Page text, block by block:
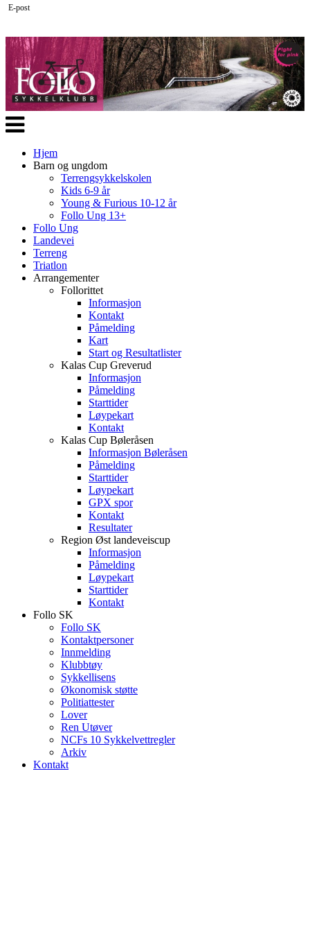
Veksle
navigasjon
Hjem
Barn og ungdom
Terrengsykkelskolen
Kids 6-9 år
Young & Furious 10-12 år
Follo Ung 13+
Follo Ung
Landevei
Terreng
Triatlon
Arrangementer
Follorittet
Informasjon
Kontakt
Påmelding
Kart
Start og Resultatlister
Kalas Cup Greverud
Informasjon
Påmelding
Starttider
Løypekart
Kontakt
Kalas Cup Bøleråsen
Informasjon Bøleråsen
Påmelding
Starttider
Løypekart
GPX spor
Kontakt
Resultater
Region Øst landeveiscup
Informasjon
Påmelding
Løypekart
Starttider
Kontakt
Follo SK
Follo SK
Kontaktpersoner
Innmelding
Klubbtøy
Sykkellisens
Økonomisk støtte
Politiattester
Lover
Ren Utøver
NCFs 10 Sykkelvettregler
Arkiv
Kontakt
E-post